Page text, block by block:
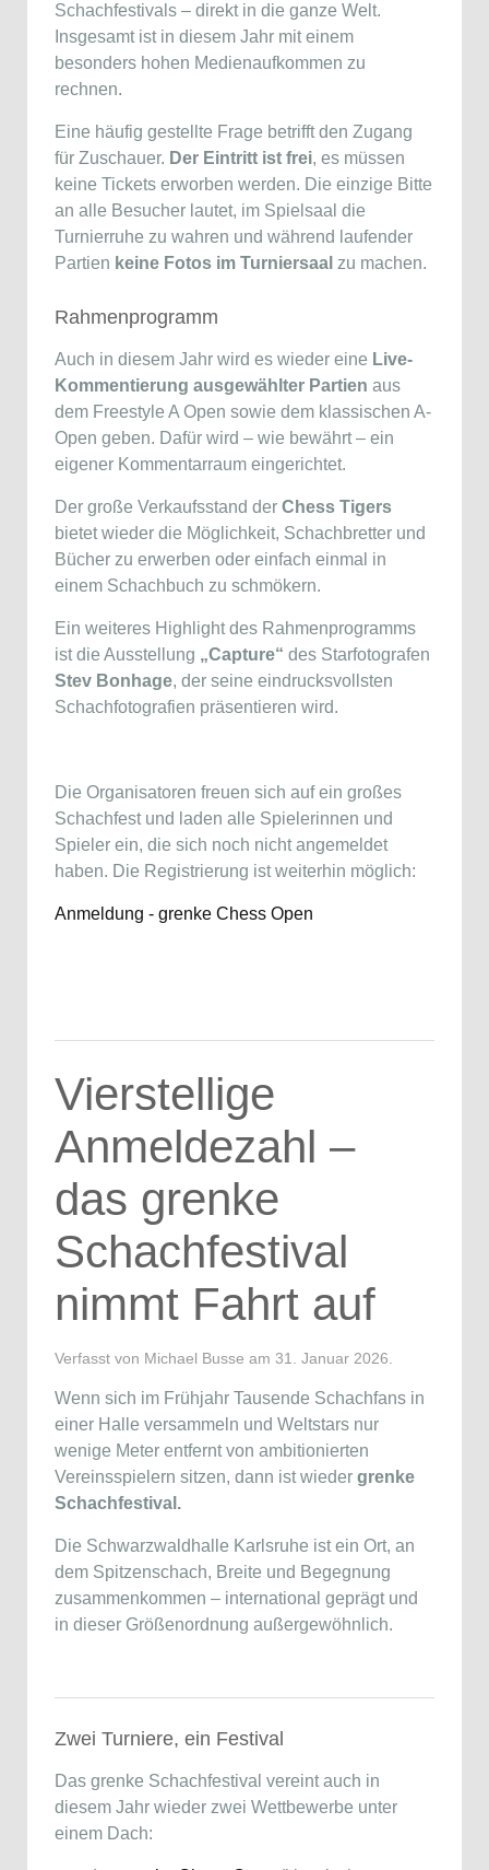
Schachfestivals – direkt in die ganze Welt.
Insgesamt ist in diesem Jahr mit einem
besonders hohen Medienaufkommen zu
rechnen.
Eine häufig gestellte Frage betrifft den Zugang
für Zuschauer. Der Eintritt ist frei, es müssen
keine Tickets erworben werden. Die einzige Bitte
an alle Besucher lautet, im Spielsaal die
Turnierruhe zu wahren und während laufender
Partien keine Fotos im Turniersaal zu machen.
Rahmenprogramm
Auch in diesem Jahr wird es wieder eine Live-
Kommentierung ausgewählter Partien aus
dem Freestyle A Open sowie dem klassischen A-
Open geben. Dafür wird – wie bewährt – ein
eigener Kommentarraum eingerichtet.
Der große Verkaufsstand der Chess Tigers
bietet wieder die Möglichkeit, Schachbretter und
Bücher zu erwerben oder einfach einmal in
einem Schachbuch zu schmökern.
Ein weiteres Highlight des Rahmenprogramms
ist die Ausstellung „Capture“ des Starfotografen
Stev Bonhage, der seine eindrucksvollsten
Schachfotografien präsentieren wird.
Die Organisatoren freuen sich auf ein großes
Schachfest und laden alle Spielerinnen und
Spieler ein, die sich noch nicht angemeldet
haben. Die Registrierung ist weiterhin möglich:
Anmeldung - grenke Chess Open
Vierstellige
Anmeldezahl –
das grenke
Schachfestival
nimmt Fahrt auf
Verfasst von Michael Busse am 31. Januar 2026
Wenn sich im Frühjahr Tausende Schachfans in
einer Halle versammeln und Weltstars nur
wenige Meter entfernt von ambitionierten
Vereinsspielern sitzen, dann ist wieder grenke
Schachfestival.
Die Schwarzwaldhalle Karlsruhe ist ein Ort, an
dem Spitzenschach, Breite und Begegnung
zusammenkommen – international geprägt und
in dieser Größenordnung außergewöhnlich.
Zwei Turniere, ein Festival
Das grenke Schachfestival vereint auch in
diesem Jahr wieder zwei Wettbewerbe unter
einem Dach: